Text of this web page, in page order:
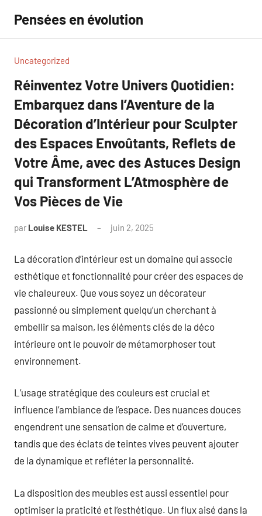
contenu
Pensées en évolution
Uncategorized
Réinventez Votre Univers Quotidien:
Embarquez dans l’Aventure de la
Décoration d’Intérieur pour Sculpter
des Espaces Envoûtants, Reflets de
Votre Âme, avec des Astuces Design
qui Transforment L’Atmosphère de
Vos Pièces de Vie
par Louise KESTEL juin 2, 2025
La décoration d’intérieur est un domaine qui associe
esthétique et fonctionnalité pour créer des espaces de
vie chaleureux. Que vous soyez un décorateur
passionné ou simplement quelqu’un cherchant à
embellir sa maison, les éléments clés de la déco
intérieure ont le pouvoir de métamorphoser tout
environnement.
L’usage stratégique des couleurs est crucial et
influence l’ambiance de l’espace. Des nuances douces
engendrent une sensation de calme et d’ouverture,
tandis que des éclats de teintes vives peuvent ajouter
de la dynamique et refléter la personnalité.
La disposition des meubles est aussi essentiel pour
optimiser la praticité et l’esthétique. Un flux aisé dans la